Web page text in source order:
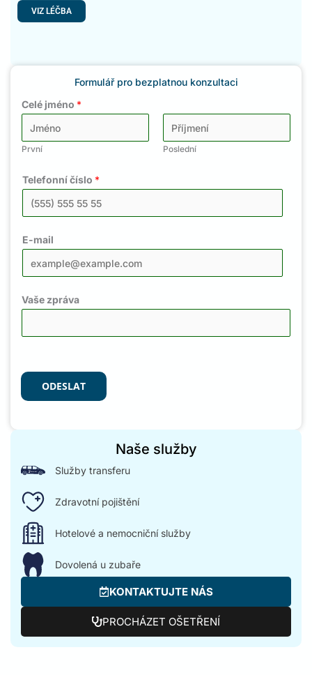
mnoho
VIZ LÉČBA
Formulář pro bezplatnou konzultaci
Celé jméno *
První Poslední
Telefonní číslo *
E-mail
Vaše zpráva
ODESLAT
Naše služby
Služby transferu
Zdravotní pojištění
Hotelové a nemocniční služby
Dovolená u zubaře
KONTAKTUJTE NÁS
PROCHÁZET OŠETŘENÍ